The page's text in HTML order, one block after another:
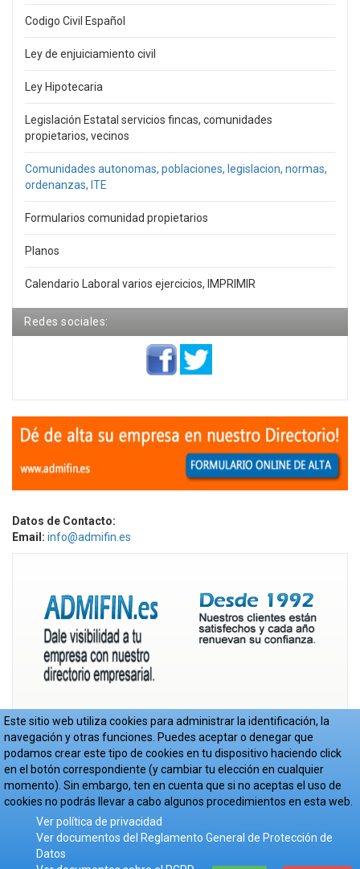
Codigo Civil Español
Ley de enjuiciamiento civil
Ley Hipotecaria
Legislación Estatal servicios fincas, comunidades
propietarios, vecinos
Comunidades autonomas, poblaciones, legislacion, normas,
ordenanzas, ITE
Formularios comunidad propietarios
Planos
Calendario Laboral varios ejercicios, IMPRIMIR
Redes sociales:
Datos de Contacto:
Email: info@admifin.es
© Copyright Admifin S.L. 2017-2018-Aviso Legal-Política de Privacidad-
Cookies- Web realizada por JoomlaEmpresa.es
Este sitio web utiliza cookies para administrar la identificación, la
navegación y otras funciones. Puedes aceptar o denegar que
podamos crear este tipo de cookies en tu dispositivo haciendo click
en el botón correspondiente (y cambiar tu elección en cualquier
momento). Sin embargo, ten en cuenta que si no aceptas el uso de
cookies no podrás llevar a cabo algunos procedimientos en esta web.
Ver política de privacidad
Ver documentos del Reglamento General de Protección de
Datos